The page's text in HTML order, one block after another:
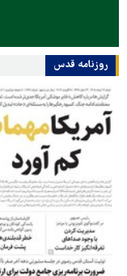
روزنامه قدس